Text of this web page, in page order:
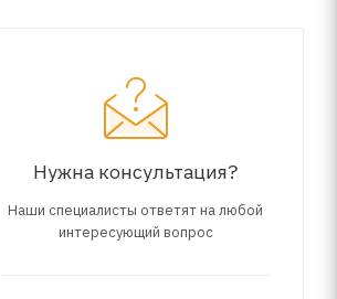
Нужна консультация?
Наши специалисты ответят на любой
интересующий вопрос